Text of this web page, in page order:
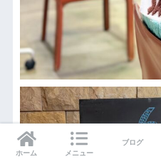
ホーム メニュー
ブログ